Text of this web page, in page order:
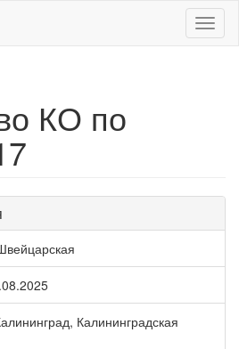
КО по
Калининградская